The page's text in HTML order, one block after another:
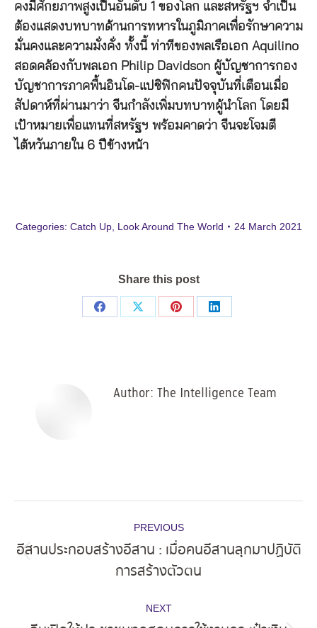
คงมีศักยภาพสูงเป็นอันดับ 1 ของโลก และสหรัฐฯ จำเป็น
ต้องแสดงบทบาทด้านการทหารในภูมิภาคเพื่อรักษาความ
มั่นคงและความมั่งคั่ง ทั้งนี้ ท่าทีของพลเรือเอก Aquilino
สอดคล้องกับพลเอก Philip Davidson ผู้บัญชาการกอง
บัญชาการภาคพื้นอินโด-แปซิฟิกคนปัจจุบันที่เตือนเมื่อ
สัปดาห์ที่ผ่านมาว่า จีนกำลังเพิ่มบทบาทผู้นำโลก โดยมี
เป้าหมายเพื่อแทนที่สหรัฐฯ พร้อมคาดว่า จีนจะโจมตี
ไต้หวันภายใน 6 ปีข้างหน้า
Categories: Catch Up, Look Around The World 24 March 2021
Share this post
Share
Share
Share
Share
Author: The Intelligence Team
navigation
PREVIOUS
post:
อีสานประกอบสร้างอีสาน : เมื่อคนอีสานลุกมาปฏิบัติ
การสร้างตัวตน
NEXT